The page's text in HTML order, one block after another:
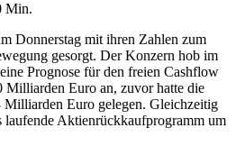
Min.
Donnerstag mit ihren Zahlen zum
gesorgt. Der Konzern hob im
Prognose für den freien Cashflow
Milliarden Euro an, zuvor hatte die
Milliarden Euro gelegen. Gleichzeitig
laufende Aktienrückkaufprogramm um